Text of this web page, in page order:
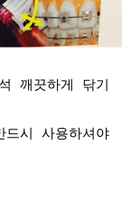
깨끗하게 닦기
시 사용하셔야